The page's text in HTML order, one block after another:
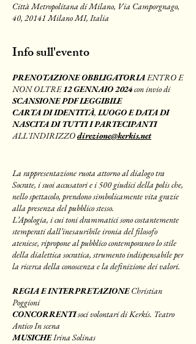
Città Metropolitana di Milano, Via Camporgnago,
40, 20141 Milano MI, Italia
Info sull'evento
PRENOTAZIONE OBBLIGATORIAENTRO E
NON OLTRE12 GENNAIO 2024con invio di
SCANSIONE PDF LEGGIBILE
CARTA DI IDENTITÀ,LUOGO E DATA DI
NASCITA DI TUTTI I PARTECIPANTI
ALL'INDIRIZZOdirezione@kerkis.net
La rappresentazione ruota attorno al dialogo tra
Socrate, i suoi accusatori e i 500 giudici della polis che,
nello spettacolo, prendono simbolicamente vita grazie
alla presenza del pubblico stesso.
L’Apologia, i cui toni drammatici sono costantemente
stemperati dall’inesauribile ironia del filosofo
ateniese, ripropone al pubblico contemporaneo lo stile
della dialettica socratica, strumento indispensabile per
la ricerca della conoscenza e la definizione dei valori.
REGIA E INTERPRETAZIONEChristian
Poggioni
CONCORRENTIsoci volontari di Kerkís. Teatro
Antico In scena
MUSICHEIrina Solinas